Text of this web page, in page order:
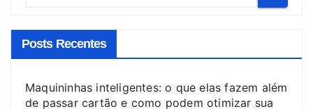
Posts Recentes
Maquininhas inteligentes: o que elas fazem além
de passar cartão e como podem otimizar sua